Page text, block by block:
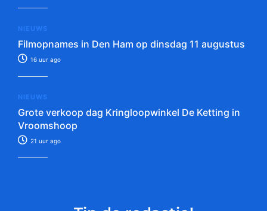
NIEUWS
Filmopnames in Den Ham op dinsdag 11 augustus
16 uur ago
NIEUWS
Grote verkoop dag Kringloopwinkel De Ketting in
Vroomshoop
21 uur ago